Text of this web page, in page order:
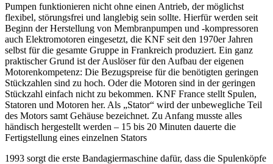
Pumpen funktionieren nicht ohne einen Antrieb, der möglichst
flexibel, störungsfrei und langlebig sein sollte. Hierfür werden seit
Beginn der Herstellung von Membranpumpen und -kompressoren
auch Elektromotoren eingesetzt, die KNF seit den 1970er Jahren
selbst für die gesamte Gruppe in Frankreich produziert. Ein ganz
praktischer Grund ist der Auslöser für den Aufbau der eigenen
Motorenkompetenz: Die Bezugspreise für die benötigten geringen
Stückzahlen sind zu hoch. Oder die Motoren sind in der geringen
Stückzahl einfach nicht zu bekommen. KNF France stellt Spulen,
Statoren und Motoren her. Als „Stator“ wird der unbewegliche Teil
des Motors samt Gehäuse bezeichnet. Zu Anfang musste alles
händisch hergestellt werden – 15 bis 20 Minuten dauerte die
Fertigstellung eines einzelnen Stators
1993 sorgt die erste Bandagiermaschine dafür, dass die Spulenköpfe